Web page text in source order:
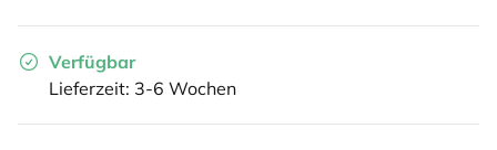
Verfügbar
Lieferzeit: 3-6 Wochen